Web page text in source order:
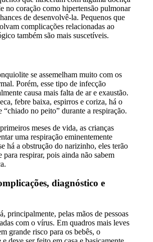
no coração como hipertensão pulmonar
de desenvolvê-la. Pequenos que
complicações relacionadas ao
também são mais suscetíveis.
se assemelham muito com os
Porém, esse tipo de infecção
causa mais falta de ar e exaustão.
febre baixa, espirros e coriza, há o
“chiado no peito” durante a respiração.
meses de vida, as crianças
uma respiração eminentemente
há a obstrução do narizinho, eles terão
respirar, pois ainda não sabem
diagnóstico e
principalmente, pelas mãos de pessoas
com o vírus. Em quadros mais leves
grande risco para os bebês, o